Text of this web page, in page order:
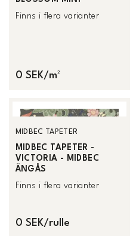
Finns i flera varianter
0 SEK/m²
MIDBEC TAPETER
MIDBEC TAPETER -
VICTORIA - MIDBEC
ÄNGÅS
Finns i flera varianter
0 SEK/rulle